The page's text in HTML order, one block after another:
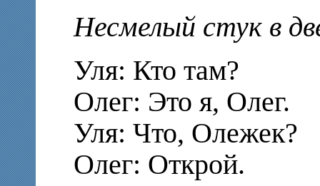
Несмелый стук в
Уля: Кто там?
Олег: Это я, Олег.
Уля: Что, Олежек?
Олег: Открой.